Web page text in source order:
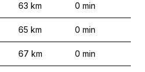
63 km 0 min
65 km 0 min
67 km 0 min